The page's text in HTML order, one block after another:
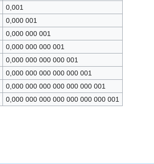
0,001
0,000 001
0,000 000 001
0,000 000 000 001
0,000 000 000 000 001
0,000 000 000 000 000 001
0,000 000 000 000 000 000 001
0,000 000 000 000 000 000 000 001